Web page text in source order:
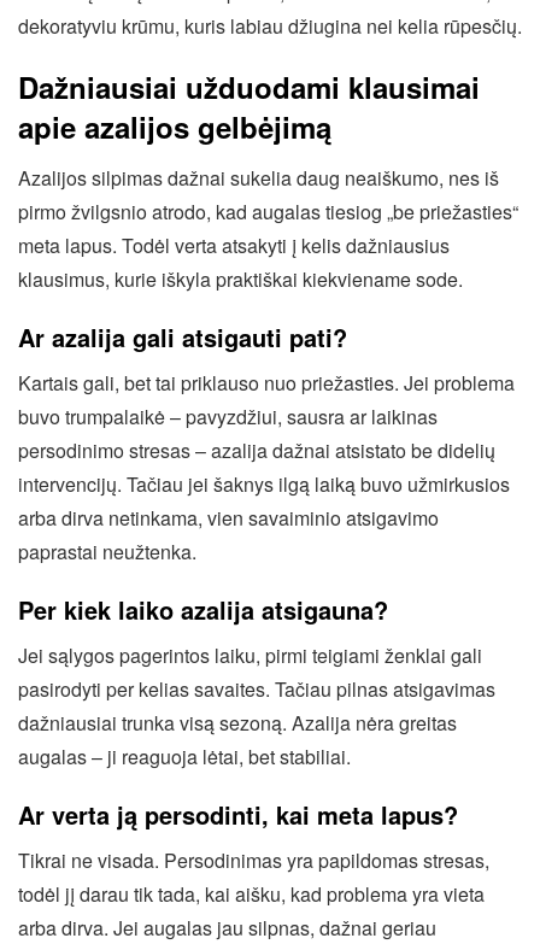
dekoratyviu krūmu, kuris labiau džiugina nei kelia rūpesčių.
Dažniausiai užduodami klausimai
apie azalijos gelbėjimą
Azalijos silpimas dažnai sukelia daug neaiškumo, nes iš
pirmo žvilgsnio atrodo, kad augalas tiesiog „be priežasties“
meta lapus. Todėl verta atsakyti į kelis dažniausius
klausimus, kurie iškyla praktiškai kiekviename sode.
Ar azalija gali atsigauti pati?
Kartais gali, bet tai priklauso nuo priežasties. Jei problema
buvo trumpalaikė – pavyzdžiui, sausra ar laikinas
persodinimo stresas – azalija dažnai atsistato be didelių
intervencijų. Tačiau jei šaknys ilgą laiką buvo užmirkusios
arba dirva netinkama, vien savaiminio atsigavimo
paprastai neužtenka.
Per kiek laiko azalija atsigauna?
Jei sąlygos pagerintos laiku, pirmi teigiami ženklai gali
pasirodyti per kelias savaites. Tačiau pilnas atsigavimas
dažniausiai trunka visą sezoną. Azalija nėra greitas
augalas – ji reaguoja lėtai, bet stabiliai.
Ar verta ją persodinti, kai meta lapus?
Tikrai ne visada. Persodinimas yra papildomas stresas,
todėl jį darau tik tada, kai aišku, kad problema yra vieta
arba dirva. Jei augalas jau silpnas, dažnai geriau